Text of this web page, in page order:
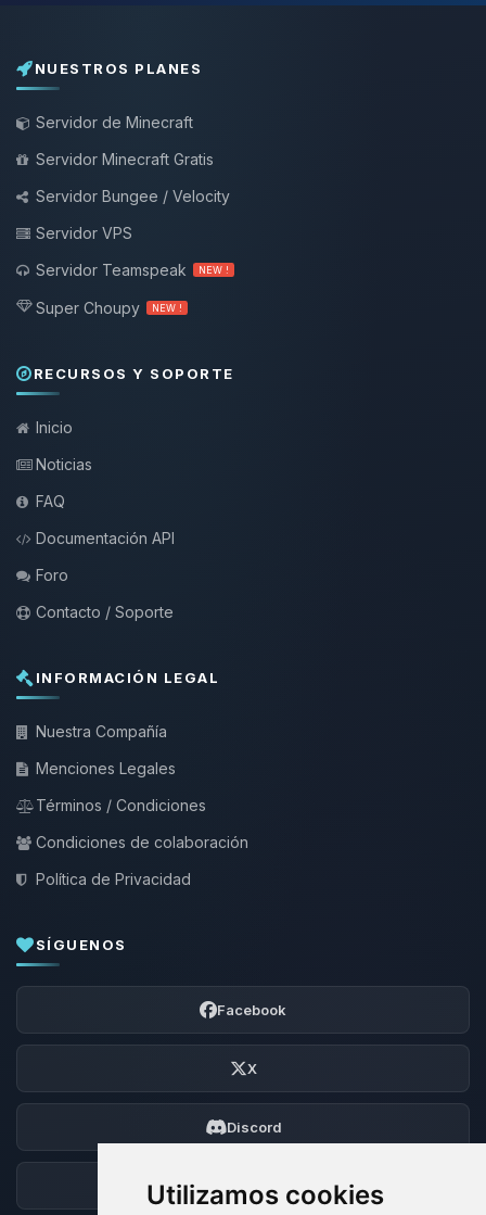
Utilizamos cookies
NUESTROS PLANES
Servidor de Minecraft
Servidor Minecraft Gratis
Servidor Bungee / Velocity
Servidor VPS
Servidor Teamspeak
NEW !
Super Choupy NEW !
RECURSOS Y SOPORTE
Inicio
Noticias
FAQ
Documentación API
Foro
Contacto / Soporte
INFORMACIÓN LEGAL
Nuestra Compañía
Menciones Legales
Términos / Condiciones
Condiciones de colaboración
Política de Privacidad
SÍGUENOS
Facebook
X
Discord
Foro